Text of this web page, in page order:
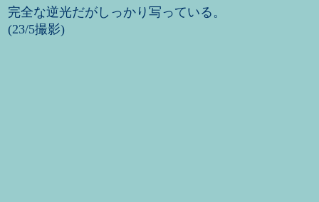
完全な逆光だがしっかり写っている。
(23/5撮影)